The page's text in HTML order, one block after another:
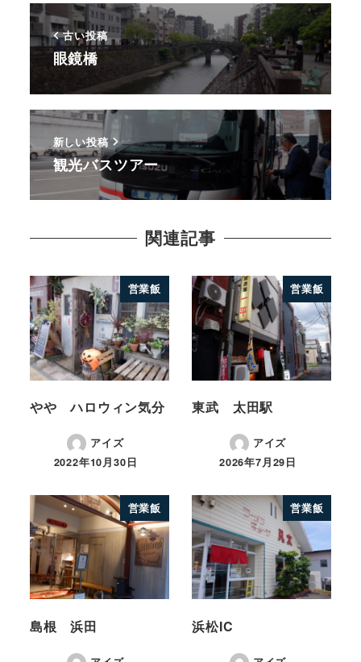
古い投稿
眼鏡橋
新しい投稿
観光バスツアー
関連記事
営業飯
やや ハロウィン気分
アイズ
2022年10月30日
営業飯
東武 太田駅
アイズ
2026年7月29日
営業飯
島根 浜田
営業飯
浜松IC